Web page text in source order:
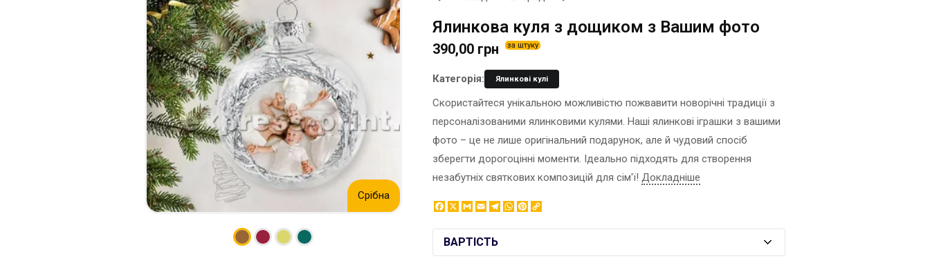
КАЛЕНДАРІ
КОНВЕРТИ
ЛИСТІВКИ / ФЛАЄРИ
НАЛІПКИ / СТІКЕРИ
ПАПКИ
ПЛАСТИКОВІ КАРТИ
СЕРТИФIКАТИ
ХЕНГЕРИ
ШИЛЬДИ
КОНТЕЙНЕРИ ДЛЯ ЇЖІ
КОРПОРАТИВНI СОЛОДОЩI
НАСТIЛЬНА КОНСТРУКЦIЯ
ПАКЕТИ
ПАПЕРОВІ СТАКАНИ
КОРОБКИ
ПОВІТРЯНІ КУЛІ
СЕРВЕТКИ
ЦУКОР В СТІКАХ
ЗНАЧКИ МЕТАЛЕВI
КАПЦI
КЕПКИ
КИЛИМКИ ПІД МИШІ
МЕДАЛІ
МЕТАЛ
НІЧНИК
ФОТОКУБИК
ЧАШКИ
ЧОХЛИ ДЛЯ ТЕЛЕФОНУ
ШКАРПЕТКИ
ЯЛИНКОВI КУЛI
Срібна
Ялинкова куля з дощиком з Вашим фото
390,00 грн за штуку
Категорія: Ялинкові кулі
Скористайтеся унікальною можливістю пожвавити новорічні традиції з
персоналізованими ялинковими кулями. Наші ялинкові іграшки з вашими
фото – це не лише оригінальний подарунок, але й чудовий спосіб
зберегти дорогоцінні моменти. Ідеально підходять для створення
незабутніх святкових композицій для сім'ї! Докладніше
Facebook
X GmailEmailTelegram
WhatsApp
Pinterest
ВАРТІСТЬ